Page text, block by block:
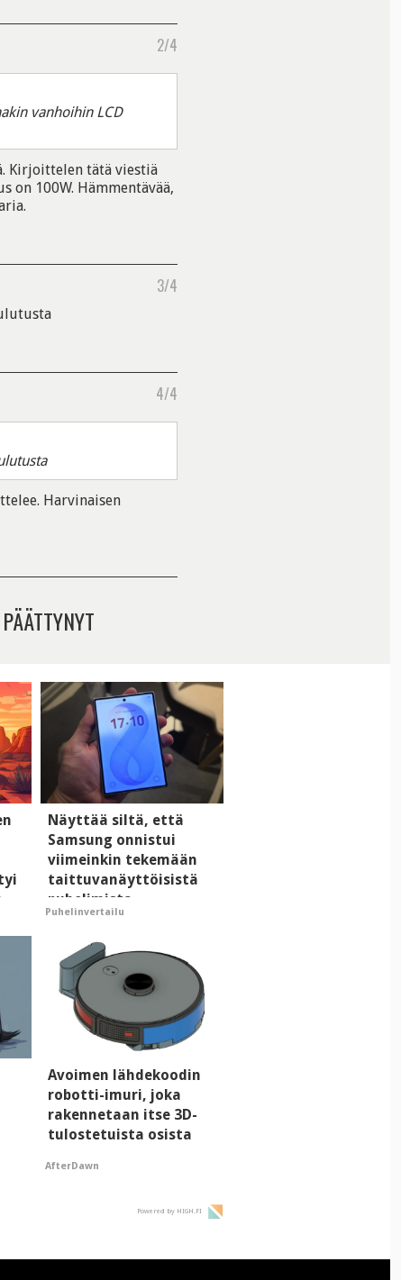
2/4
vanhoihin LCD
Kirjoittelen tätä viestiä
on 100W. Hämmentävää,
3/4
4/4
Harvinaisen
Näyttää siltä, että
Samsung onnistui
viimeinkin tekemään
taittuvanäyttöisistä
puhelimista
supersuosittuja
Puhelinvertailu
Avoimen lähdekoodin
robotti-imuri, joka
rakennetaan itse 3D-
tulostetuista osista
AfterDawn
Powered by HIGH.FI